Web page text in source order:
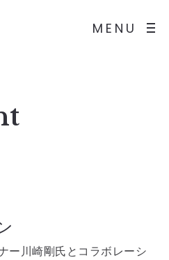
MENU
ー川崎剛氏とコラボレーシ